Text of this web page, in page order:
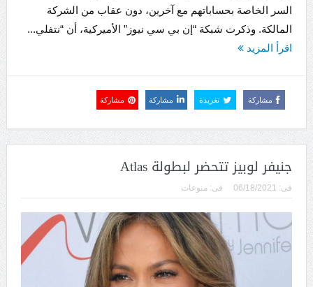
السر الخاصة بحساباتهم مع آخرين، دون عقاب من الشركة
المالكة. وذكرت شبكة “إن بي سي نيوز” الأميركية، أن “نتفلي...
اقرأ المزيد
مشاركة تغريدة مشاركة مشاركة
جنيفر لوبيز تتحضر لبطولة Atlas
فى: 06/18/2021 فى: منوعات